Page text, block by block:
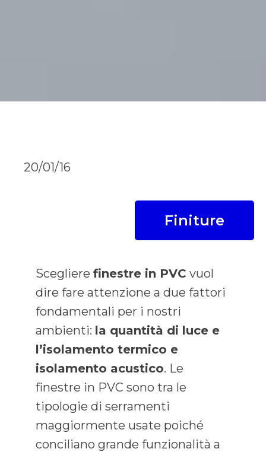
20/01/16
Finiture
Scegliere finestre in PVC vuol
dire fare attenzione a due fattori
fondamentali per i nostri
ambienti: la quantità di luce e
l’isolamento termico e
isolamento acustico. Le
finestre in PVC sono tra le
tipologie di serramenti
maggiormente usate poiché
conciliano grande funzionalità a